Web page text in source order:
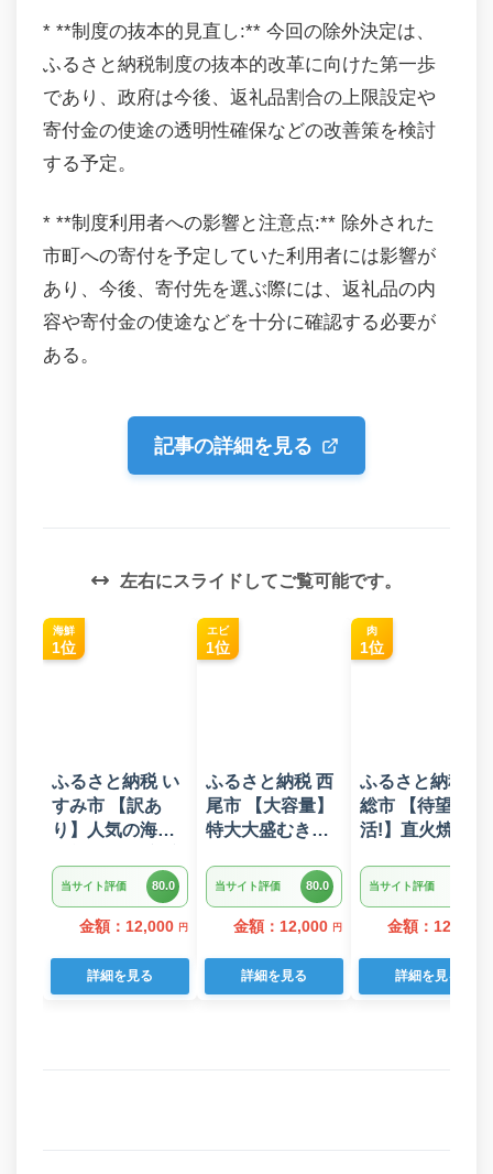
* **制度の抜本的見直し:** 今回の除外決定は、
ふるさと納税制度の抜本的改革に向けた第一歩
であり、政府は今後、返礼品割合の上限設定や
寄付金の使途の透明性確保などの改善策を検討
する予定。
* **制度利用者への影響と注意点:** 除外された
市町への寄付を予定していた利用者には影響が
あり、今後、寄付先を選ぶ際には、返礼品の内
容や寄付金の使途などを十分に確認する必要が
ある。
記事の詳細を見る
左右にスライドしてご覧可能です。
海鮮
1位
ふるさと納税 い
すみ市 【訳あ
り】人気の海鮮
塩 塩銀鮭切り落
とし(端材)約3kg
当サイト評価 80.0
金額：12,000 円
詳細を見る
エビ
1位
ふるさと納税 西
尾市 【大容量】
特大大盛むきえ
K287
当サイト評価 80.0
金額：12,000 円
詳細を見る
肉
1位
ふるさと納税 常
総市 【待望の復
活!】直火焼きハ
ラスソース 3kg
22個入り
当サイト評価
金額：12,000
詳細を見る